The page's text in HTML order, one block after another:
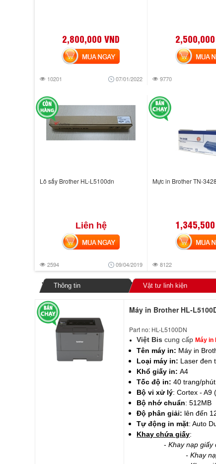
2,800,000 VND
10201 07/01/2022
MUA NGAY
2,500,000
9770
MUA
Lô sấy Brother HL-L5100dn
Liên hệ
2594 09/04/2019
MUA NGAY
Mực in Brother TN-3428
1,345,500
8122
MUA
Thông tin Vật tư linh kiện
Máy in Brother HL-
Part no: HL-L5100DN
Việt Bis cung cấp Máy in
Tên máy in: Máy in
Loại máy in: Laser đen
Khổ giấy in: A4
Tốc độ in: 40 trang/phút
Bộ vi xử lý: Cortex - A9
Bộ nhớ chuẩn: 512MB
Độ phân giải: lên đến
Tự động in mặt: Auto
Khay chứa giấy:
-Khay nạp giấy
- Khay nạp giấy